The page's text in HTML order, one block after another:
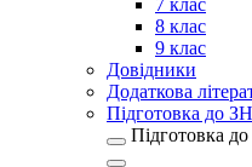
7 клас
8 клас
9 клас
Довідники
Додаткова
Підготовка до
Підготовка